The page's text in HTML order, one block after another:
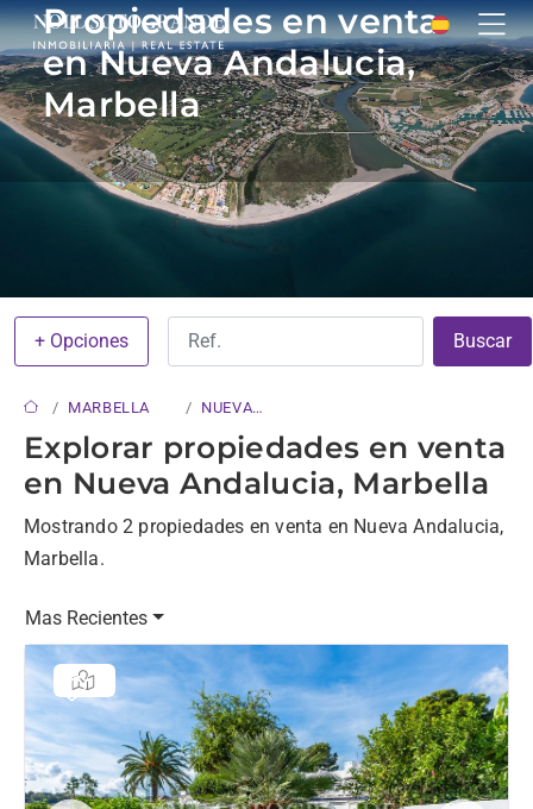
Propiedades en venta
en Nueva Andalucia,
Marbella
+ Opciones Buscar
MARBELLA
NUEVA
ANDALUCIA
Explorar propiedades en venta
en Nueva Andalucia, Marbella
Mostrando 2 propiedades en venta en Nueva Andalucia,
Marbella.
Mas Recientes